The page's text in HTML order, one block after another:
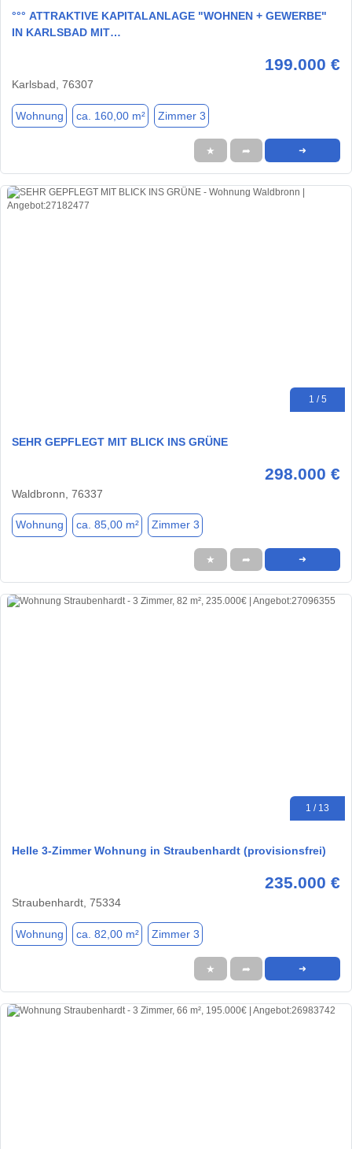
°°° ATTRAKTIVE KAPITALANLAGE "WOHNEN + GEWERBE"
IN KARLSBAD MIT…
199.000 €
Karlsbad, 76307
Wohnung ca. 160,00 m² Zimmer 3
★ ➦ ➜
1 / 5
SEHR GEPFLEGT MIT BLICK INS GRÜNE
298.000 €
Waldbronn, 76337
Wohnung ca. 85,00 m² Zimmer 3
★ ➦ ➜
1 / 13
Helle 3-Zimmer Wohnung in Straubenhardt (provisionsfrei)
235.000 €
Straubenhardt, 75334
Wohnung ca. 82,00 m² Zimmer 3
★ ➦ ➜